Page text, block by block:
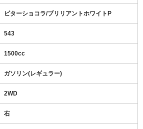
ビターショコラ/ブリリアントホワイトP
543
1500cc
ガソリン(レギュラー)
2WD
右